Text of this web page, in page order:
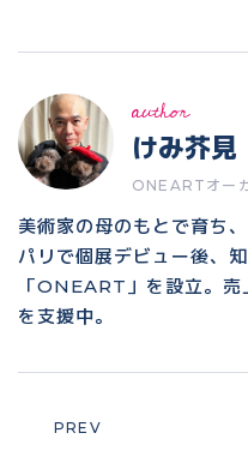
author
けみ芥見
ONEARTオー
美術家の母のもとで育ち
パリで個展デビュー後、
「ONEART」を設立。
を支援中。
Prev
PREV